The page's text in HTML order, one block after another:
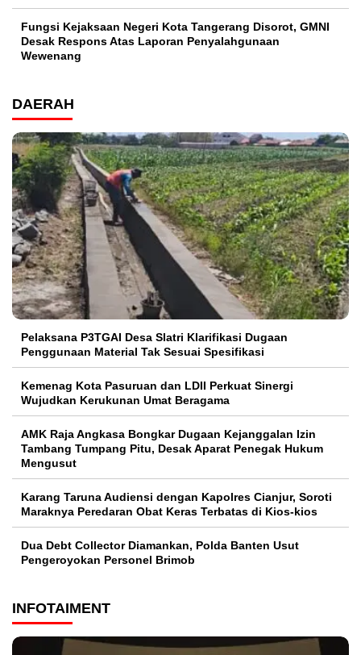
Fungsi Kejaksaan Negeri Kota Tangerang Disorot, GMNI
Desak Respons Atas Laporan Penyalahgunaan
Wewenang
DAERAH
Pelaksana P3TGAI Desa Slatri Klarifikasi Dugaan
Penggunaan Material Tak Sesuai Spesifikasi
Kemenag Kota Pasuruan dan LDII Perkuat Sinergi
Wujudkan Kerukunan Umat Beragama
AMK Raja Angkasa Bongkar Dugaan Kejanggalan Izin
Tambang Tumpang Pitu, Desak Aparat Penegak Hukum
Mengusut
Karang Taruna Audiensi dengan Kapolres Cianjur, Soroti
Maraknya Peredaran Obat Keras Terbatas di Kios-kios
Dua Debt Collector Diamankan, Polda Banten Usut
Pengeroyokan Personel Brimob
INFOTAIMENT